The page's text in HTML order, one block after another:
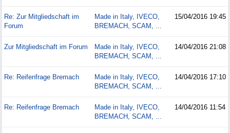
Re: Zur Mitgliedschaft im
Forum
Made in Italy, IVECO,
BREMACH, SCAM, ...
15/04/2016 19:45
Zur Mitgliedschaft im Forum
Made in Italy, IVECO,
BREMACH, SCAM, ...
14/04/2016 21:08
Re: Reifenfrage Bremach
Made in Italy, IVECO,
BREMACH, SCAM, ...
14/04/2016 17:10
Re: Reifenfrage Bremach
Made in Italy, IVECO,
BREMACH, SCAM, ...
14/04/2016 11:54